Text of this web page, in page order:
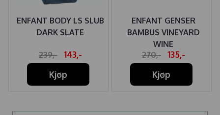
ENFANT BODY LS SLUB
DARK SLATE
239,-
143,-
Kjøp
ENFANT GENSER
BAMBUS VINEYARD
WINE
270,-
135,-
Kjøp